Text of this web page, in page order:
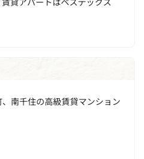
南千住の高級賃貸マンション